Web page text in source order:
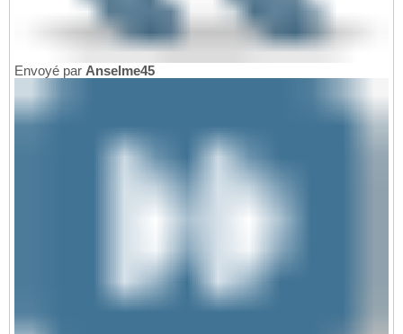
Envoyé par Anselme45